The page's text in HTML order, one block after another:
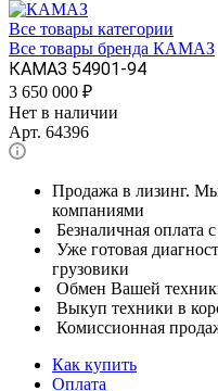
Все товары категории
Все товары бренда КАМАЗ
КАМАЗ 54901-94
3 650 000 ₽
Нет в наличии
Арт. 64396
Продажа в лизинг.
компаниями
Безналичная оплата
Уже готовая
грузовики
Обмен Вашей
Выкуп техники в
Комиссионная
Как купить
Оплата